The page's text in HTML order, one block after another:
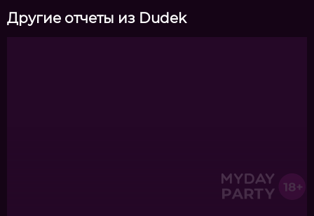
Другие отчеты из Dudek